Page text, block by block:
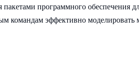
программного обеспечения
командам эффективно моделировать